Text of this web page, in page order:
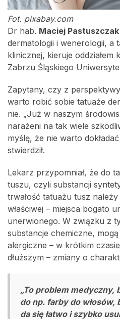
Fot. pixabay.com
Dr hab. Maciej Pastuszczak
dermatologii i wenerologii, a
klinicznej, kieruje oddziałem
Zabrzu Śląskiego
Zapytany, czy z
warto robić sobie tatuaże
nie. „Już w naszym
narażeni na tak wiele
myślę, że nie warto
stwierdził.
Lekarz przypomniał, że do
tuszu, czyli substancji
trwałość tatuażu tusz
właściwej – miejsca bogato
unerwionego. W związku z
substancje chemiczne,
alergiczne – w krótkim
dłuższym – zmiany o
„To problem
do np. farby do włosów,
da się łatwo i szybko